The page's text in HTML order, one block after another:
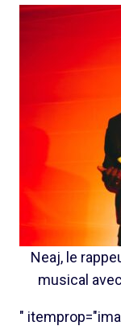
Neaj, le
musical
"